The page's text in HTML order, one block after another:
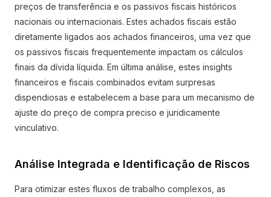
preços de transferência e os passivos fiscais históricos
nacionais ou internacionais. Estes achados fiscais estão
diretamente ligados aos achados financeiros, uma vez que
os passivos fiscais frequentemente impactam os cálculos
finais da dívida líquida. Em última análise, estes insights
financeiros e fiscais combinados evitam surpresas
dispendiosas e estabelecem a base para um mecanismo de
ajuste do preço de compra preciso e juridicamente
vinculativo.
Análise Integrada e Identificação de Riscos
Para otimizar estes fluxos de trabalho complexos, as